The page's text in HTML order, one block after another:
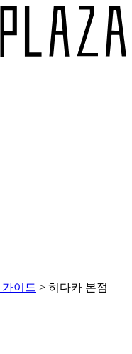
이드 > 히다카 본점